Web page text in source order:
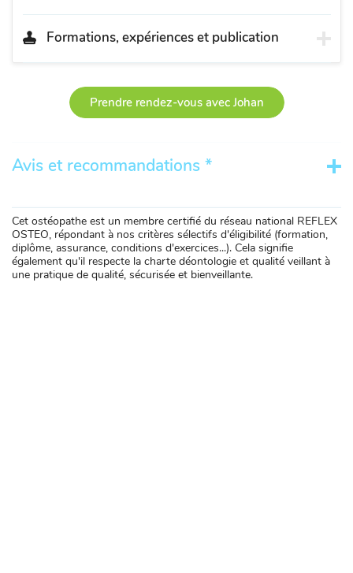
Formations, expériences et publication
Prendre rendez-vous avec Johan
Avis et recommandations *
Cet ostéopathe est un membre certifié du réseau national REFLEX
OSTEO, répondant à nos critères sélectifs d'éligibilité (formation,
diplôme, assurance, conditions d'exercices...). Cela signifie
également qu'il respecte la charte déontologie et qualité veillant à
une pratique de qualité, sécurisée et bienveillante.